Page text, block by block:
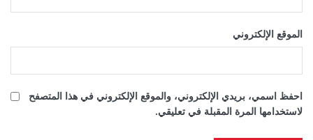
الموقع الإلكتروني
احفظ اسمي، بريدي الإلكتروني، والموقع الإلكتروني في هذا المتصفح
لاستخدامها المرة المقبلة في تعليقي.